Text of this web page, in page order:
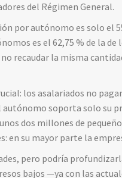
del Régimen General.
por autónomo es solo el
es el 62,75 % de la de
recaudar la misma
los asalariados no
soporta solo su
dos millones de
en su mayor parte la
pero podría
bajos —ya con las